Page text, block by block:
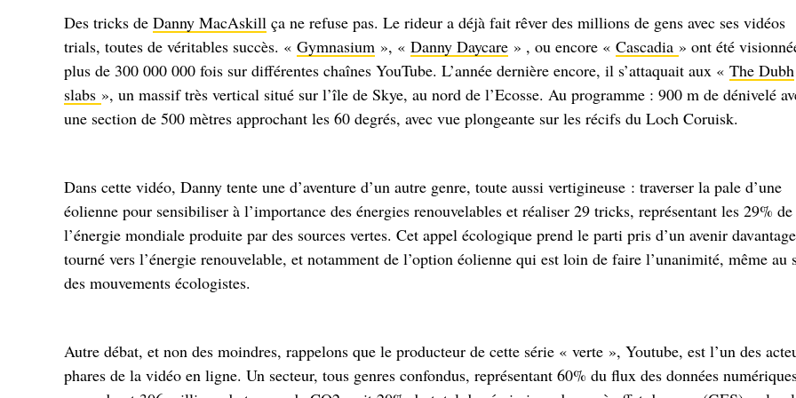
Des tricks de Danny MacAskill ça ne refuse pas. Le rideur a déjà fait rêver des millions de gens avec ses vidéos
trials, toutes de véritables succès. « Gymnasium », « Danny Daycare » , ou encore « Cascadia » ont été
plus de 300 000 000 fois sur différentes chaînes YouTube. L’année dernière encore, il s’attaquait aux « The Dubh
slabs », un massif très vertical situé sur l’île de Skye, au nord de l’Ecosse. Au programme : 900 m de dénivelé
une section de 500 mètres approchant les 60 degrés, avec vue plongeante sur les récifs du Loch Coruisk.
Dans cette vidéo, Danny tente une d’aventure d’un autre genre, toute aussi vertigineuse : traverser la pale d’une
éolienne pour sensibiliser à l’importance des énergies renouvelables et réaliser 29 tricks, représentant les 29% de
l’énergie mondiale produite par des sources vertes. Cet appel écologique prend le parti pris d’un avenir davantage
tourné vers l’énergie renouvelable, et notamment de l’option éolienne qui est loin de faire l’unanimité, même au
des mouvements écologistes.
Autre débat, et non des moindres, rappelons que le producteur de cette série « verte », Youtube, est l’un des
phares de la vidéo en ligne. Un secteur, tous genres confondus, représentant 60% du flux des données